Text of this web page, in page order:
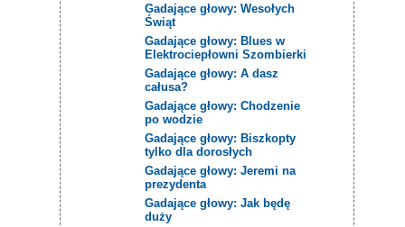
Gadające głowy: Wesołych
Świąt
Gadające głowy: Blues w
Elektrociepłowni Szombierki
Gadające głowy: A dasz
całusa?
Gadające głowy: Chodzenie
po wodzie
Gadające głowy: Biszkopty
tylko dla dorosłych
Gadające głowy: Jeremi na
prezydenta
Gadające głowy: Jak będę
duży